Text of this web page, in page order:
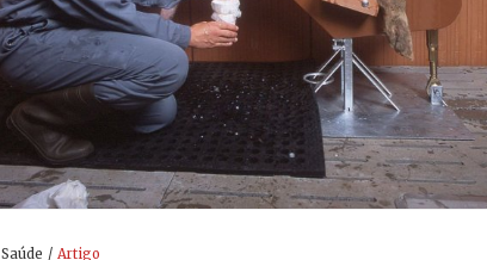
Saúde Artigo